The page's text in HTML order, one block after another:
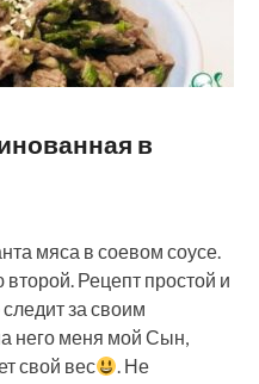
в
мяса в соевом соусе.
Рецепт простой и
за своим
него меня мой Сын,
свой вес
. Не